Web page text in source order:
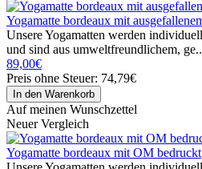
Yogamatte bordeaux mit
Unsere Yogamatten werden
und sind aus umweltfreundlichem, ge..
89,00€
Preis ohne Steuer: 74,79€
Auf meinen Wunschzettel
Neuer Vergleich
Yogamatte bordeaux mit OM bedruckt